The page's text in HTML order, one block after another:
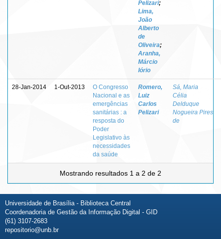
Pelizari;
Lima,
João
Alberto
de
Oliveira;
Aranha,
Márcio
Iório
28-Jan-2014 1-Out-2013
O Congresso
Nacional e as
emergências
sanitárias : a
resposta do
Poder
Legislativo às
necessidades
da saúde
Romero,
Luiz
Carlos
Pelizari
Sá, Maria
Célia
Delduque
Nogueira Pires
de
Mostrando resultados 1 a 2 de 2
Universidade de Brasília - Biblioteca Central
Coordenadoria de Gestão da Informação Digital - GID
(61) 3107-2683
repositorio@unb.br